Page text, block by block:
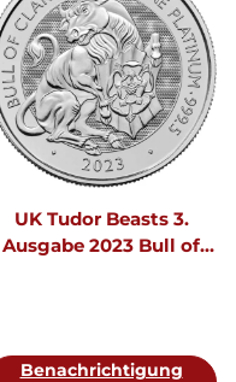
UK Tudor Beasts 3.
Ausgabe 2023 Bull of
Benachrichtigung